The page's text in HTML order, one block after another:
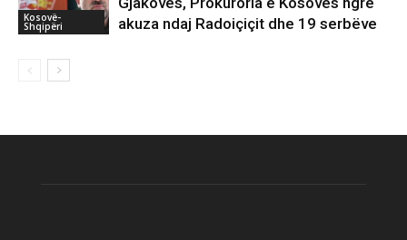
Kosovë-
Shqipëri
akuza ndaj Radoiçiçit dhe 19 serbëve